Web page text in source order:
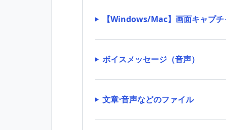
【Windows/Mac】画面キャプチ
ボイスメッセージ（音声）
文章⋅音声などのファイル